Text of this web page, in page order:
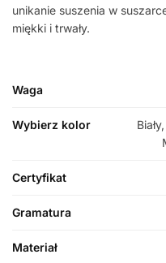
unikanie suszenia w
miękki i trwały.
Waga
Wybierz kolor
Certyfikat
Gramatura
Materiał